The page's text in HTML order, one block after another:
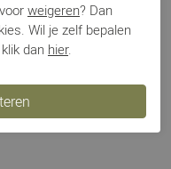
weigeren? Dan
Wil je zelf bepalen
dan hier.